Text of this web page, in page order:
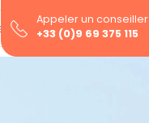
avec l'assistant...
Appeler un conseiller
+33 (0)9 69 375 115